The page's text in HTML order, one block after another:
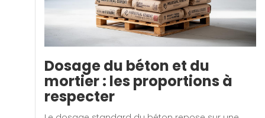
Dosage du béton et du
mortier : les proportions à
respecter